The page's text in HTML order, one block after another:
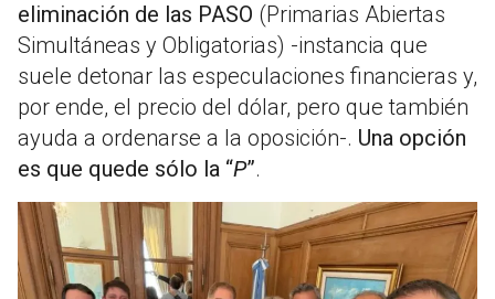
eliminación de las PASO (Primarias Abiertas
Simultáneas y Obligatorias) -instancia que
suele detonar las especulaciones financieras y,
por ende, el precio del dólar, pero que también
ayuda a ordenarse a la oposición-. Una opción
es que quede sólo la “P”.